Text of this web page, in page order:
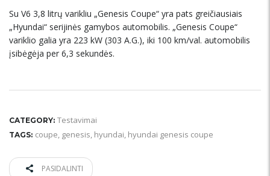
Su V6 3,8 litrų varikliu „Genesis Coupe“ yra pats greičiausiais
„Hyundai“ serijinės gamybos automobilis. „Genesis Coupe“
variklio galia yra 223 kW (303 A.G.), iki 100 km/val. automobilis
įsibėgėja per 6,3 sekundės.
CATEGORY: Testavimai
TAGS: coupe, genesis, hyundai, hyundai genesis coupe
PASIDALINTI